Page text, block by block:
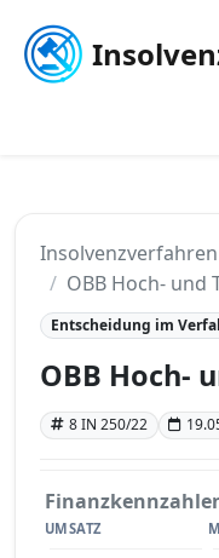
Insolvenzverfahren
OBB Hoch- und
Entscheidung im
OBB Hoch-
8 IN 250/22
UMSATZ